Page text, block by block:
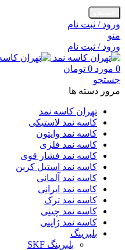
ورود / ثبت نام
منو
ورود / ثبت نام
0 مورد 0 تومان
جستجو
مرور دسته ها
تهران کاسه نمد
کاسه نمد لاستیکی
کاسه نمد وایتون
کاسه نمد فلزی
کاسه نمد فشار قوی
کاسه نمد استیل کربن
کاسه نمد آلمانی
کاسه نمد ایرانی
کاسه نمد ترک
کاسه نمد چینی
کاسه نمد ژاپنی
بلبرینگ
بلبرینگ SKF